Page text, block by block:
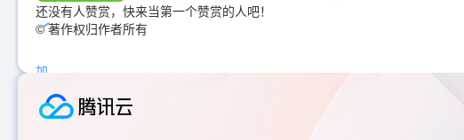
还没有人赞赏，快来当第一个赞赏的人吧！
© 著作权归作者所有
加
中...